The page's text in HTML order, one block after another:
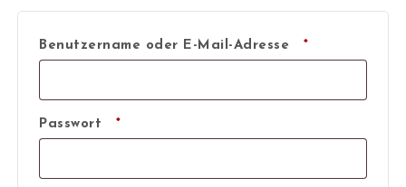
Benutzername oder E-Mail-Adresse *
Passwort *